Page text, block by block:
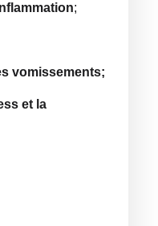
;
vomissements;
et la